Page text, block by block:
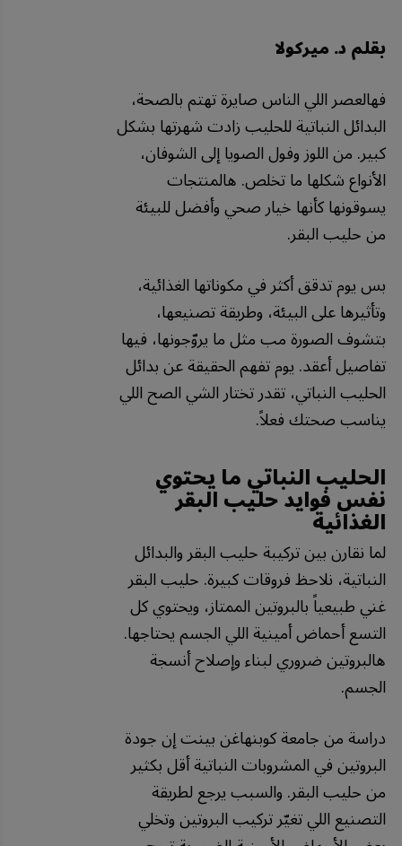
بقلم د. ميركولا
فهالعصر اللي الناس صايرة تهتم بالصحة،
البدائل النباتية للحليب زادت شهرتها بشكل
كبير. من اللوز وفول الصويا إلى الشوفان،
الأنواع شكلها ما تخلص. هالمنتجات
يسوقونها كأنها خيار صحي وأفضل للبيئة
من حليب البقر.
بس يوم تدقق أكثر في مكوناتها الغذائية،
وتأثيرها على البيئة، وطريقة تصنيعها،
بتشوف الصورة مب مثل ما يروّجونها، فيها
تفاصيل أعقد. يوم تفهم الحقيقة عن بدائل
الحليب النباتي، تقدر تختار الشي الصح اللي
يناسب صحتك فعلاً.
الحليب النباتي ما يحتوي
نفس فوايد حليب البقر
الغذائية
لما نقارن بين تركيبة حليب البقر والبدائل
النباتية، نلاحظ فروقات كبيرة. حليب البقر
غني طبيعياً بالبروتين الممتاز، ويحتوي كل
التسع أحماض أمينية اللي الجسم يحتاجها.
هالبروتين ضروري لبناء وإصلاح أنسجة
الجسم.
دراسة من جامعة كوبنهاغن بينت إن جودة
البروتين في المشروبات النباتية أقل بكثير
من حليب البقر. والسبب يرجع لطريقة
التصنيع اللي تغيّر تركيب البروتين وتخلي